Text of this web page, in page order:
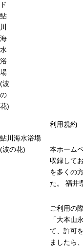
ド
鮎
川
海
水
浴
場
(波
の
花)
鮎川海水浴場
(波の花)
利用規約
本ホーム
収録して
を多くの
た。 福井
ご利用の
「大本山
て、許可
ましたら